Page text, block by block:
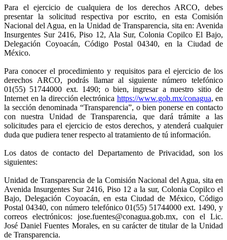
Para el ejercicio de cualquiera de los derechos ARCO, debes
presentar la solicitud respectiva por escrito, en esta Comisión
Nacional del Agua, en la Unidad de Transparencia, sita en: Avenida
Insurgentes Sur 2416, Piso 12, Ala Sur, Colonia Copilco El Bajo,
Delegación Coyoacán, Código Postal 04340, en la Ciudad de
México.
Para conocer el procedimiento y requisitos para el ejercicio de los
derechos ARCO, podrás llamar al siguiente número telefónico
01(55) 51744000 ext. 1490; o bien, ingresar a nuestro sitio de
Internet en la dirección electrónica https://www.gob.mx/conagua, en
la sección denominada “Transparencia”, o bien ponerse en contacto
con nuestra Unidad de Transparencia, que dará trámite a las
solicitudes para el ejercicio de estos derechos, y atenderá cualquier
duda que pudiera tener respecto al tratamiento de tú información.
Los datos de contacto del Departamento de Privacidad, son los
siguientes:
Unidad de Transparencia de la Comisión Nacional del Agua, sita en
Avenida Insurgentes Sur 2416, Piso 12 a la sur, Colonia Copilco el
Bajo, Delegación Coyoacán, en esta Ciudad de México, Código
Postal 04340, con número telefónico 01(55) 51744000 ext. 1490, y
correos electrónicos: jose.fuentes@conagua.gob.mx, con el Lic.
José Daniel Fuentes Morales, en su carácter de titular de la Unidad
de Transparencia.